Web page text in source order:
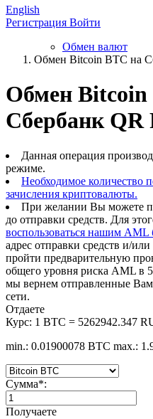
English
Регистрация Войти
Обмен валют
Обмен Bitcoin BTC на
Обмен Bitcoin
Сбербанк QR
Данная операция
режиме.
Необходимое количество
зачисления криптовалюты.
При желании Вы можете
до отправки средств. Для
воспользоваться нашим AML
адрес отправки средств и/
пройти предварительную
общего уровня риска AML в
мы вернем отправленные
сети.
Отдаете
Курс: 1 BTC = 5262942.347
min.: 0.01900078 BTC max.:
Сумма*:
Получаете